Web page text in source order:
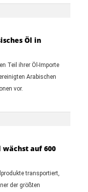
Öl in
Teil ihrer Öl-Importe
Arabischen
vor.
auf 600
transportiert,
der größten